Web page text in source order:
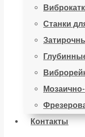
Станки
Контакты